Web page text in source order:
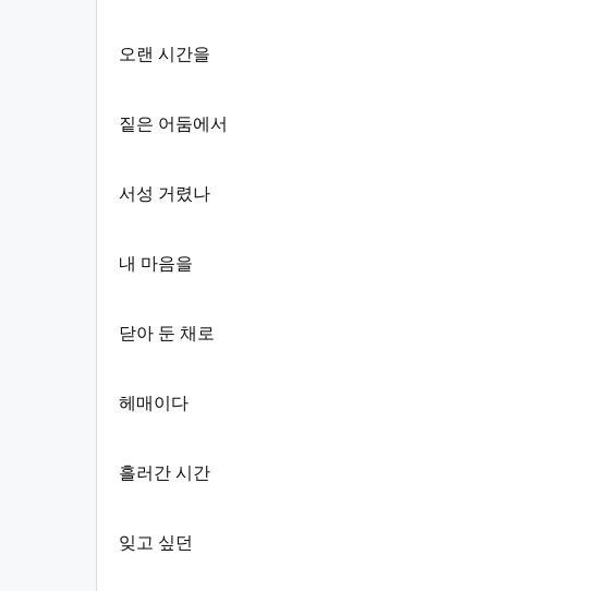
오랜 시간을
짙은 어둠에서
서성 거렸나
내 마음을
닫아 둔 채로
헤매이다
흘러간 시간
잊고 싶던